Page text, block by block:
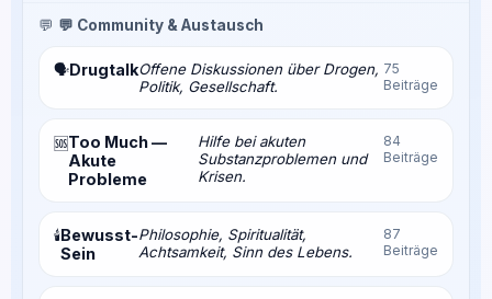
💬 💬 Community & Austausch
🗣️DrugtalkOffene Diskussionen über Drogen,
Politik, Gesellschaft.
75
Beiträge
🆘Too Much —
Akute
Probleme
Hilfe bei akuten
Substanzproblemen und
Krisen.
84
Beiträge
🕯️Bewusst-
Sein
Philosophie, Spiritualität,
Achtsamkeit, Sinn des Lebens.
87
Beiträge